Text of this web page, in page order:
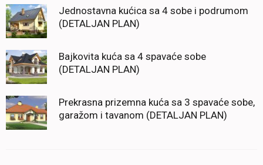
Jednostavna kućica sa 4 sobe i podrumom
(DETALJAN PLAN)
Bajkovita kuća sa 4 spavaće sobe
(DETALJAN PLAN)
Prekrasna prizemna kuća sa 3 spavaće sobe,
garažom i tavanom (DETALJAN PLAN)